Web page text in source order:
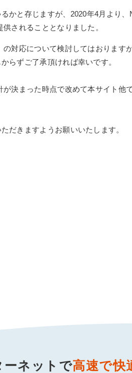
かと存じますが、2020年4月より
されることとなりました。
対応について検討してはおります
らずご了承頂ければ幸いです。
決まった時点で改めて本サイト他
だきますようお願いいたします。
ーネットで高速で快